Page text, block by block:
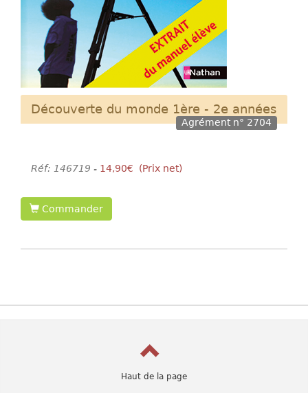
Découverte du monde 1ère - 2e années
Agrément n° 2704
Réf: 146719 - 14,90€ (Prix net)
Commander
Haut de la page